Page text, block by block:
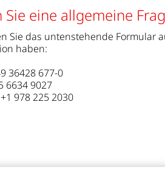
Sie eine allgemeine
Sie das untenstehende Formular
haben:
36428 677-0
6634 9027
978 225 2030